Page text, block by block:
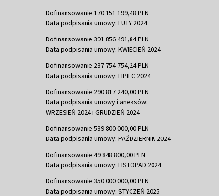
Dofinansowanie 170 151 199,48 PLN
Data podpisania umowy: LUTY 2024
Dofinansowanie 391 856 491,84 PLN
Data podpisania umowy: KWIECIEŃ 2024
Dofinansowanie 237 754 754,24 PLN
Data podpisania umowy: LIPIEC 2024
Dofinansowanie 290 817 240,00 PLN
Data podpisania umowy i aneksów:
WRZESIEŃ 2024 i GRUDZIEŃ 2024
Dofinansowanie 539 800 000,00 PLN
Data podpisania umowy: PAŹDZIERNIK 2024
Dofinansowanie 49 848 800,00 PLN
Data podpisania umowy: LISTOPAD 2024
Dofinansowanie 350 000 000,00 PLN
Data podpisania umowy: STYCZEŃ 2025